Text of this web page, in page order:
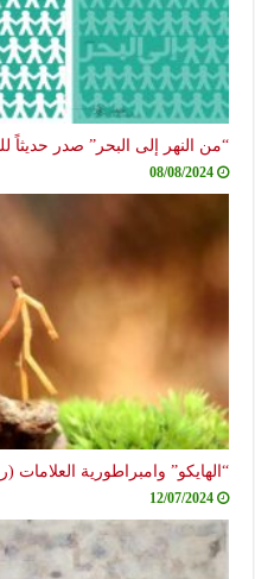
“من النهر إلى البحر” صدر
08/08/2024
“الهايكو” وامبراطورية العلامات
12/07/2024